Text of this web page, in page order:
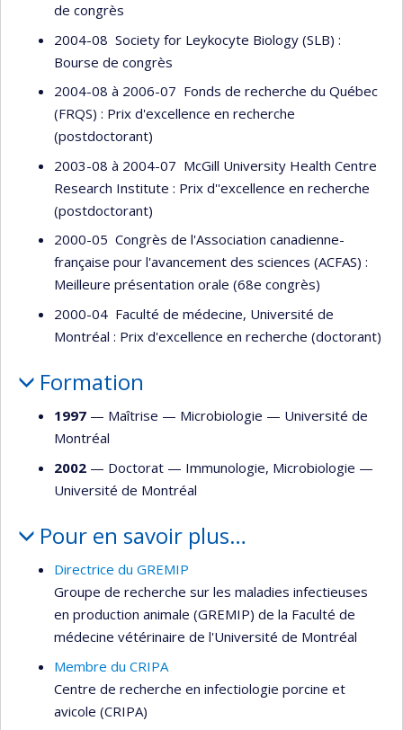
de congrès
2004-08 Society for Leykocyte Biology (SLB) :
Bourse de congrès
2004-08 à 2006-07 Fonds de recherche du Québec
(FRQS) : Prix d'excellence en recherche
(postdoctorant)
2003-08 à 2004-07 McGill University Health Centre
Research Institute : Prix d''excellence en recherche
(postdoctorant)
2000-05 Congrès de l'Association canadienne-
française pour l'avancement des sciences (ACFAS) :
Meilleure présentation orale (68e congrès)
2000-04 Faculté de médecine, Université de
Montréal : Prix d'excellence en recherche (doctorant)
Formation
1997 — Maîtrise — Microbiologie — Université de
Montréal
2002 — Doctorat — Immunologie, Microbiologie —
Université de Montréal
Pour en savoir plus…
Directrice du GREMIP
Groupe de recherche sur les maladies infectieuses
en production animale (GREMIP) de la Faculté de
médecine vétérinaire de l'Université de Montréal
Membre du CRIPA
Centre de recherche en infectiologie porcine et
avicole (CRIPA)